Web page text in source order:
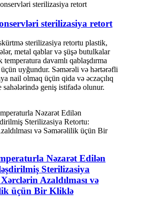
sterilizasiya retort
sterilizasiya retortu plastik,
metal qablar və şüşə butulkalar
davamlı qablaşdırma
üçün uyğundur. Səmərəli və hərtərəfli
nail olmaq üçün qida və əczaçılıq
sahələrində geniş istifadə olunur.
Nəzarət Edilən
Sterilizasiya
Azaldılması və
üçün Bir Kliklə